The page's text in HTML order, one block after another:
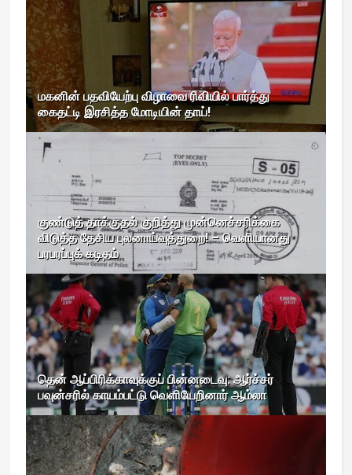
மகனின் பதவியேற்பு விழாவை ரிவியில் பார்த்து
கைதட்டி இரசித்த மோடியின் தாய்!
குண்டுத் தாக்குதல் குறித்து முன்னெச்சரிக்கை
விடுத்த தேசிய புலனாய்வுத்துறை! – வெளியானது
பரபரப்புக் கடிதம்
தென் ஆப்பிரிக்காவுக்குப் பின்னடைவு: ஆர்ச்சர்
பவுன்சரில் காயம்பட்டு வெளியேறினார் ஆம்லா